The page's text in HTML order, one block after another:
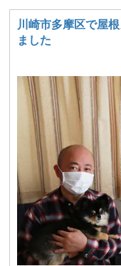
川崎市多摩区で屋
ました